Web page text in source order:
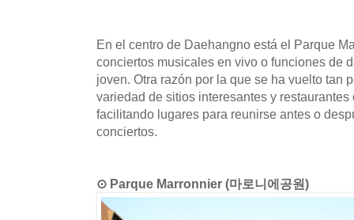
En el centro de Daehangno está el Parque
conciertos musicales en vivo o funciones de
joven. Otra razón por la que se ha vuelto tan
variedad de sitios interesantes y
facilitando lugares para reunirse antes o
conciertos.
⊙ Parque Marronnier (마로니에공원)